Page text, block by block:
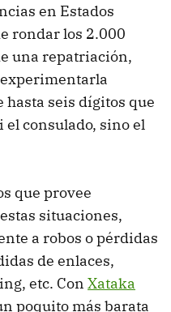
en Estados
rondar los 2.000
una repatriación,
hasta seis dígitos que
consulado, sino el
que provee
situaciones,
a robos o pérdidas
de enlaces,
etc. Con Xataka
poquito más barata